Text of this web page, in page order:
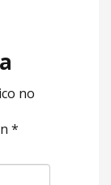
no
*